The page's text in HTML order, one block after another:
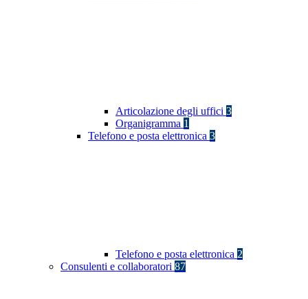
Articolazione degli uffici 3
Organigramma 1
Telefono e posta elettronica 3
Telefono e posta elettronica 2
Consulenti e collaboratori 87